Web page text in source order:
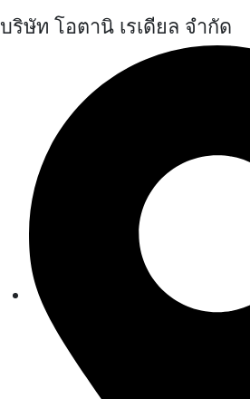
บริษัท โอตานิ เรเดียล จำกัด